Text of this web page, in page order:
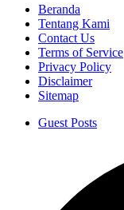
Beranda
Tentang Kami
Contact Us
Terms of Service
Privacy Policy
Disclaimer
Sitemap
Guest Posts